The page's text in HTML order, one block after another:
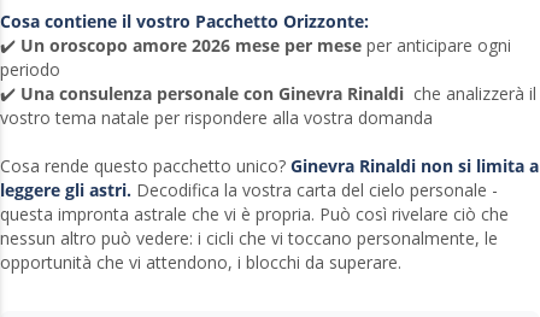
Cosa contiene il vostro Pacchetto Orizzonte:
✔️ Un oroscopo amore 2026 mese per mese per anticipare ogni
periodo
✔️ Una consulenza personale con Ginevra Rinaldi che analizzerà il
vostro tema natale per rispondere alla vostra domanda
Cosa rende questo pacchetto unico? Ginevra Rinaldi non si limita a
leggere gli astri. Decodifica la vostra carta del cielo personale -
questa impronta astrale che vi è propria. Può così rivelare ciò che
nessun altro può vedere: i cicli che vi toccano personalmente, le
opportunità che vi attendono, i blocchi da superare.